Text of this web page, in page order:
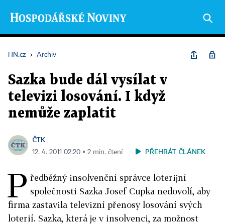
HN.cz › Archiv
Sazka bude dál vysílat v
televizi losování. I když
nemůže zaplatit
ČTK
12. 4. 2011 02:20 ▪ 2 min. čtení PŘEHRÁT ČLÁNEK
P ředběžný insolvenční správce loterijní
společnosti Sazka Josef Cupka nedovolí, aby
firma zastavila televizní přenosy losování svých
loterií. Sazka, která je v insolvenci, za možnost